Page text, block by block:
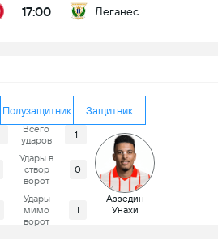
17:00 Леганес
Полузащитник Защитник
Всего
ударов
1
Удары в
створ
ворот
0
Удары
мимо
ворот
1
Аззедин
Унахи